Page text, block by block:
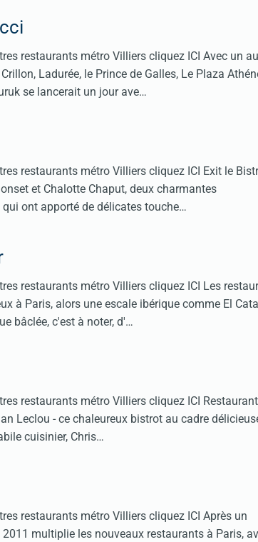
restaurants métro Villiers cliquez ICI Avec un
Ladurée, le Prince de Galles, Le Plaza
se lancerait un jour ave…
restaurants métro Villiers cliquez ICI Exit le
et Chalotte Chaput, deux charmantes
ont apporté de délicates touche…
restaurants métro Villiers cliquez ICI Les
à Paris, alors une escale ibérique comme El
bâclée, c'est à noter, d'…
restaurants métro Villiers cliquez ICI
Leclou - ce chaleureux bistrot au cadre
cuisinier, Chris…
restaurants métro Villiers cliquez ICI Après un
multiplie les nouveaux restaurants à Paris,